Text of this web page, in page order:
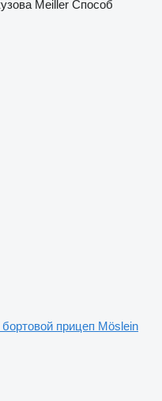
Meiller Способ
прицеп Möslein